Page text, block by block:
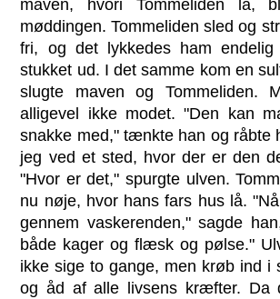
maven, hvori Tommeliden lå,
møddingen. Tommeliden sled og
fri, og det lykkedes ham
stukket ud. I det samme kom en
slugte maven og Tommeliden.
alligevel ikke modet. "Den kan
snakke med," tænkte han og råbte
jeg ved et sted, hvor der er den
"Hvor er det," spurgte ulven.
nu nøje, hvor hans fars hus lå.
gennem vaskerenden," sagde
både kager og flæsk og pølse."
ikke sige to gange, men krøb ind i
og åd af alle livsens kræfter. Da